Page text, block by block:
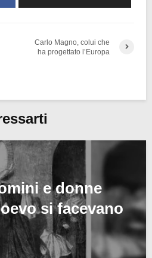
Carlo Magno, colui che
ha progettato l’Europa
e donne
si facevano